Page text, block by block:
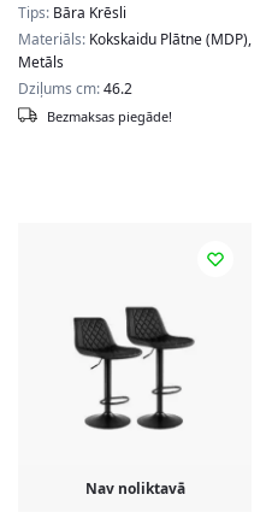
Tips: Bāra Krēsli
Materiāls: Kokskaidu Plātne (MDP),
Metāls
Dziļums cm:46.2
Bezmaksas piegāde!
Nav noliktavā